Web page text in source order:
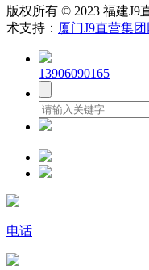
版权所有 © 2023 福建J9
术支持： 厦门J9直营集
13906090165
电话